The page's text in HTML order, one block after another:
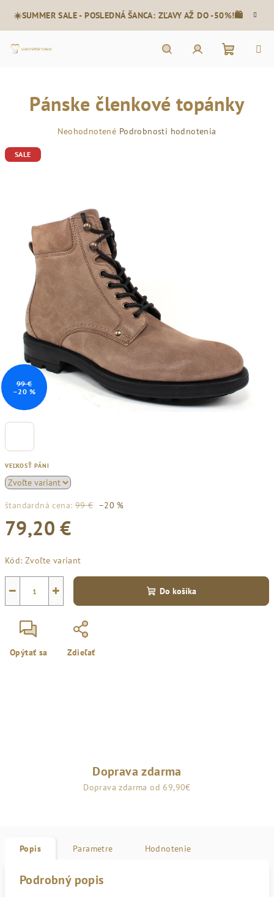
obsah
☀️SUMMER SALE - POSLEDNÁ ŠANCA: ZĽAVY AŽ DO -50%!🛍️
košík
VEĽKOSŤ PÁNI
štandardná cena: 99 € –20 %
79,20 €
cena:
Kód: Zvoľte variant
+
− Do košíka
Opýtať sa Zdieľať
Pánske členkové topánky
Priemerné
hviezdičiek.
Neohodnotené Podrobnosti hodnotenia
SALE
99 €
–20 %
Doprava zdarma
Doprava zdarma od 69,90€
Popis Parametre Hodnotenie
Podrobný popis